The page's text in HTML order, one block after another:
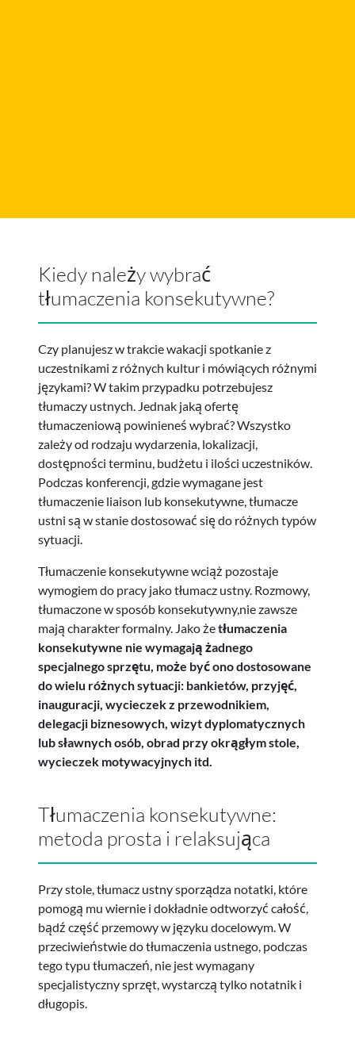
Kiedy należy wybrać
tłumaczenia konsekutywne?
Czy planujesz w trakcie wakacji spotkanie z
uczestnikami z różnych kultur i mówiących różnymi
językami? W takim przypadku potrzebujesz
tłumaczy ustnych. Jednak jaką ofertę
tłumaczeniową powinieneś wybrać? Wszystko
zależy od rodzaju wydarzenia, lokalizacji,
dostępności terminu, budżetu i ilości uczestników.
Podczas konferencji, gdzie wymagane jest
tłumaczenie liaison lub konsekutywne, tłumacze
ustni są w stanie dostosować się do różnych typów
sytuacji.
Tłumaczenie konsekutywne wciąż pozostaje
wymogiem do pracy jako tłumacz ustny. Rozmowy,
tłumaczone w sposób konsekutywny,nie zawsze
mają charakter formalny. Jako żetłumaczenia
konsekutywne nie wymagają żadnego
specjalnego sprzętu, może być ono dostosowane
do wielu różnych sytuacji: bankietów, przyjęć,
inauguracji, wycieczek z przewodnikiem,
delegacji biznesowych, wizyt dyplomatycznych
lub sławnych osób, obrad przy okrągłym stole,
wycieczek motywacyjnych itd.
Tłumaczenia konsekutywne:
metoda prosta i relaksująca
Przy stole, tłumacz ustny sporządza notatki, które
pomogą mu wiernie i dokładnie odtworzyć całość,
bądź część przemowy w języku docelowym. W
przeciwieństwie do tłumaczenia ustnego, podczas
tego typu tłumaczeń, nie jest wymagany
specjalistyczny sprzęt, wystarczą tylko notatnik i
długopis.